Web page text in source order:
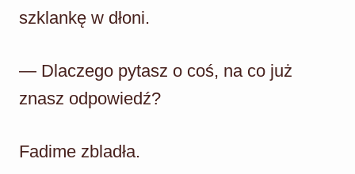
szklankę w dłoni.
— Dlaczego pytasz o coś, na co już
znasz odpowiedź?
Fadime zbladła.